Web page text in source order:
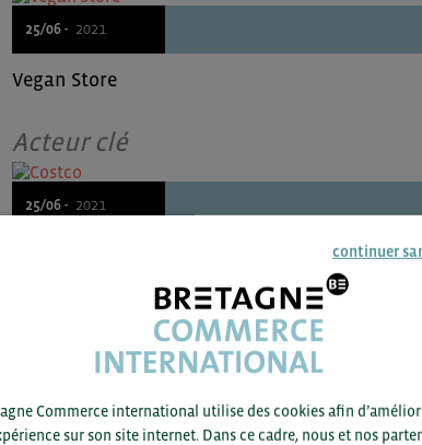
25/06 - 2021
Vegan Store
Acteur clé
25/06 - 2021
Ito-Yokado
continuer
Commerce international utilise des cookies afin
sur son site internet. Dans ce cadre, nous et nos